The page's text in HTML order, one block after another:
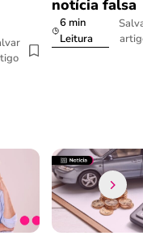
notícia falsa
6 min
Leitura